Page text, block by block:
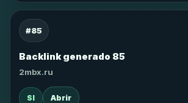
#85
Backlink generado 85
2mbx.ru
SI Abrir